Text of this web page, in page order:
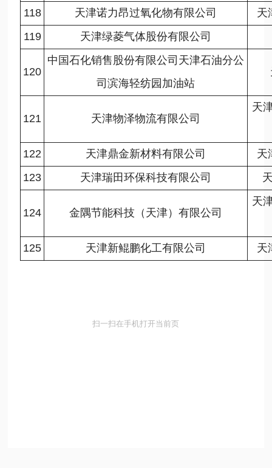
118
天津诺力昂过氧化物有限公司
天
119
天津绿菱气体股份有限公司
120
中国石化销售股份有限公司天津石油分公
司滨海轻纺园加油站
121 天津物泽物流有限公司
天
122 天津鼎金新材料有限公司
天
123
天津瑞田环保科技有限公司
124 金隅节能科技（天津）有限公司
天
125 天津新鲲鹏化工有限公司 天
扫一扫在手机打开当前页